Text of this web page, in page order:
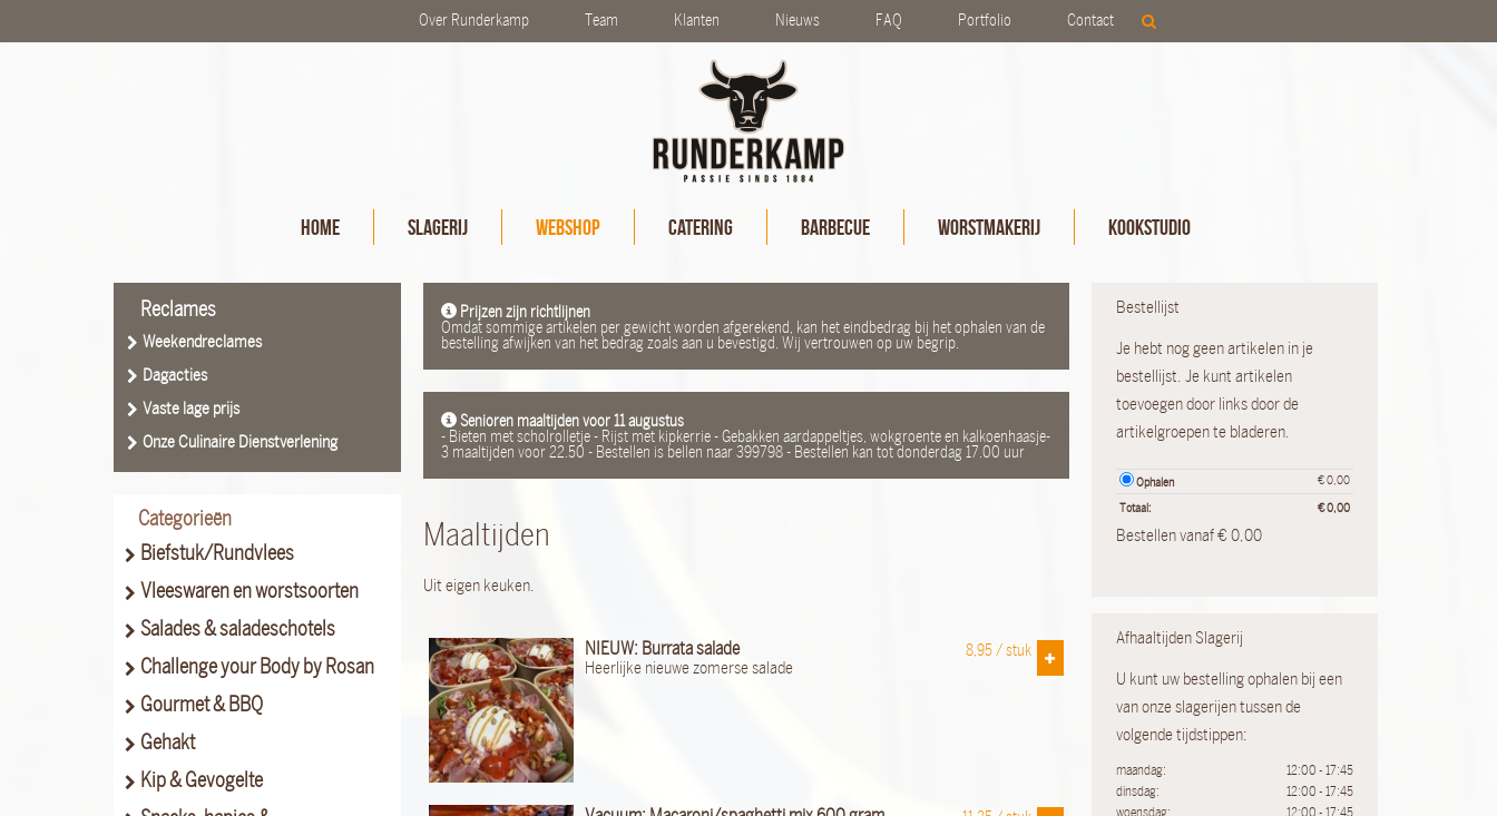
Over Runderkamp Team Klanten Nieuws FAQ Portfolio Contact
Home Slagerij Webshop Catering Barbecue Worstmakerij Kookstudio
Reclames
Weekendreclames
Dagacties
Vaste lage prijs
Onze Culinaire Dienstverlening
Categorieën
Biefstuk/Rundvlees
Vleeswaren en worstsoorten
Salades & saladeschotels
Challenge your Body by Rosan
Gourmet & BBQ
Gehakt
Kip & Gevogelte
Prijzen zijn richtlijnen
Omdat sommige artikelen per gewicht worden afgerekend, kan het eindbedrag bij het ophalen van de
bestelling afwijken van het bedrag zoals aan u bevestigd. Wij vertrouwen op uw begrip.
Senioren maaltijden voor 11 augustus
- Bieten met scholrolletje - Rijst met kipkerrie - Gebakken aardappeltjes, wokgroente en kalkoenhaasje-
3 maaltijden voor 22.50 - Bestellen is bellen naar 399798 - Bestellen kan tot donderdag 17.00 uur
Maaltijden
Uit eigen keuken.
NIEUW: Burrata salade
Heerlijke nieuwe zomerse salade
8,95 / stuk
Bestellijst
Je hebt nog geen artikelen in je
bestellijst. Je kunt artikelen
toevoegen door links door de
artikelgroepen te bladeren.
Ophalen €0,00
Totaal: €0,00
Bestellen vanaf € 0,00
Afhaaltijden Slagerij
U kunt uw bestelling ophalen bij een
van onze slagerijen tussen de
volgende tijdstippen:
12:00 - 17:45
maandag:
12:00 - 17:45
dinsdag:
12:00 - 17:45
woensdag: